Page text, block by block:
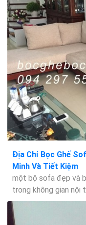
Địa Chỉ Bọc Ghế
Minh Và Tiết Kiệm
một bộ sofa đẹp và
trong không gian nội